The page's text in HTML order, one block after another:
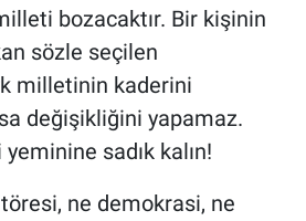
bozacaktır. Bir kişinin
sözle seçilen
milletinin kaderini
değişikliğini yapamaz.
sadık kalın!
ne demokrasi, ne